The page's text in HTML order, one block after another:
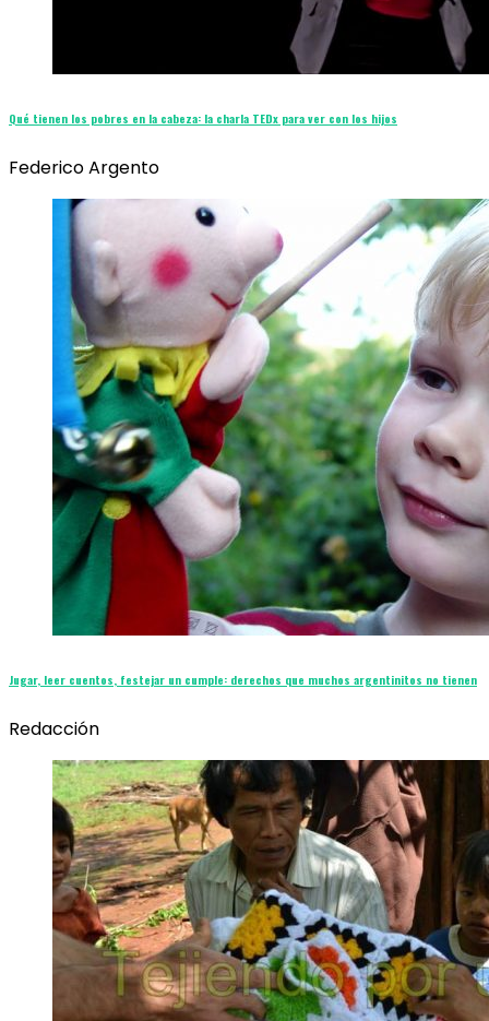
Qué tienen los pobres en la cabeza: la charla TEDx para ver con los hijos
Federico Argento
Jugar, leer cuentos, festejar un cumple: derechos que muchos argentinitos no tienen
Redacción